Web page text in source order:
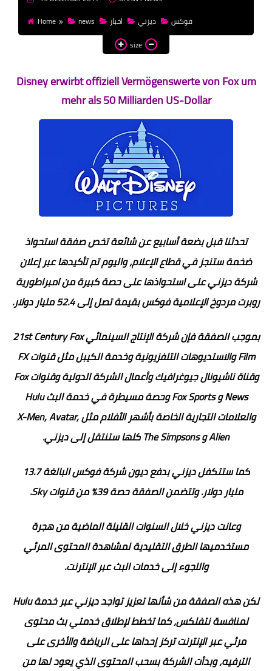
WordPress
templates HTML
templates Blogger
css
Home
news اخبار ديزني
فوكس
size
Disney erwirbt offiziell Vermögenswerte von Fox um
mehr als 50 Milliarden US-Dollar
تحدثنا قبل بضعة أسابيع عن شائعة تخص صفقة استحواذ
ضخمة ستنجز في قطاع الإعلام، واليوم تم تأكيدها عبر إعلان
شركة ديزني على استحواذها على حصة كبيرة من امبراطورية
روبرت مردوخ الإعلامية فوكس بقيمة تصل إلى 52.4 مليار دولار.
بموجب الصفقة فإن شركة الإنتاج السينمائي 21st Century Fox
Film والاستديوهات التلفزيونية وخدمة الكيبل مثل قنوات FX
وقناة ناشيونال جيوغرافيك وأعمال الشركة الدولية وقنوات Fox
News و Fox Sports وحصة مسيطرة في خدمة البث Hulu
والعلامات التجارية الخاصة بأشهر الأفلام مثل X-Men, Avatar,
Alien و The Simpsons كلها ستنتقل إلى ديزني.
كما ستتكفل ديزني بدفع ديون شركة فوكس البالغة 13.7
مليار دولار. وتتضمن الصفقة حصة 39% من قنوات Sky.
وعانت ديزني خلال السنوات القليلة الماضية من هجرة
مستخدميها الطرق التقليدية لمشاهدة المحتوى المرئي
واللجوء إلى خدمات البث عبر الإنترنت.
لكن هذه الصفقة من شأنها تعزيز تواجد ديزني عبر خدمة Hulu
لمنافسة نتفلكس، كما تخطط لإطلاق خدمتي بث محتوى
مرئي عبر الإنترنت تركز إحداها على الرياضة والأخرى على
الترفيه، وبدأت الشركة بسحب المحتوى الذي يعود لها من